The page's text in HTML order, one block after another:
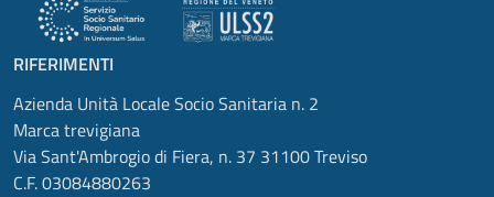
RIFERIMENTI
Azienda Unità Locale Socio Sanitaria n. 2
Marca trevigiana
Via Sant'Ambrogio di Fiera, n. 37 31100 Treviso
C.F. 03084880263